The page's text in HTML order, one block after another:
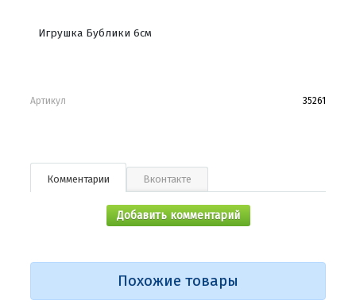
Игрушка Бублики 6см
Артикул 35261
Комментарии Вконтакте
Добавить комментарий
Похожие товары